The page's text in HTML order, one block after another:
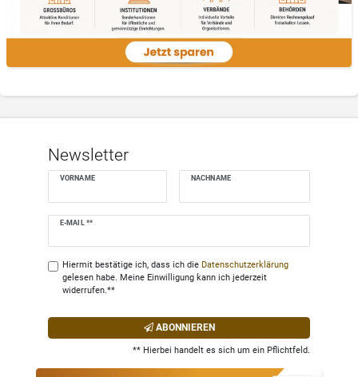
Newsletter
VORNAME NACHNAME
E-MAIL **
Newsletter
Hiermit bestätige ich, dass ich die Daten­schutz­erklärung
gelesen habe. Meine Einwilligung kann ich jederzeit
widerrufen.**
ABONNIEREN
** Hierbei handelt es sich um ein Pflichtfeld.